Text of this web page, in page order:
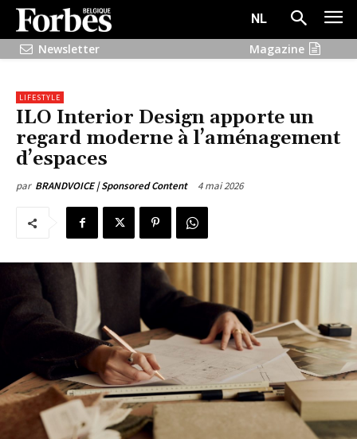
NL
Newsletter
Magazine
LIFESTYLE
ILO Interior Design apporte un
regard moderne à l’aménagement
d’espaces
par BRANDVOICE | Sponsored Content 4 mai 2026